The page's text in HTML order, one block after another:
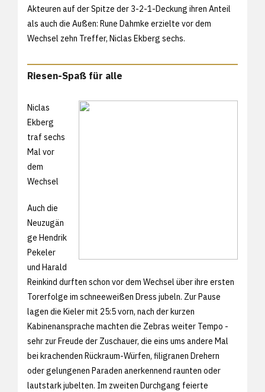
Akteuren auf der Spitze der 3-2-1-Deckung ihren Anteil
als auch die Außen: Rune Dahmke erzielte vor dem
Wechsel zehn Treffer, Niclas Ekberg sechs.
Riesen-Spaß für alle
Niclas
Ekberg
traf sechs
Mal vor
dem
Wechsel
Auch die
Neuzugän
ge Hendrik
Pekeler
und Harald
Reinkind durften schon vor dem Wechsel über ihre ersten
Torerfolge im schneeweißen Dress jubeln. Zur Pause
lagen die Kieler mit 25:5 vorn, nach der kurzen
Kabinenansprache machten die Zebras weiter Tempo -
sehr zur Freude der Zuschauer, die eins ums andere Mal
bei krachenden Rückraum-Würfen, filigranen Drehern
oder gelungenen Paraden anerkennend raunten oder
lautstark jubelten. Im zweiten Durchgang feierte